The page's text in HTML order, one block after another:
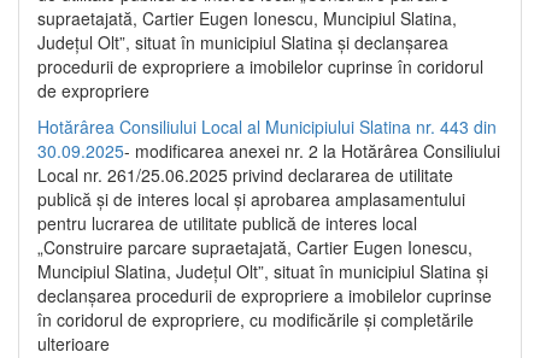
supraetajată, Cartier Eugen Ionescu, Muncipiul Slatina,
Județul Olt”, situat în municipiul Slatina și declanșarea
procedurii de expropriere a imobilelor cuprinse în coridorul
de expropriere
Hotărârea Consiliului Local al Municipiului Slatina nr. 443 din
30.09.2025- modificarea anexei nr. 2 la Hotărârea Consiliului
Local nr. 261/25.06.2025 privind declararea de utilitate
publică şi de interes local şi aprobarea amplasamentului
pentru lucrarea de utilitate publică de interes local
„Construire parcare supraetajată, Cartier Eugen Ionescu,
Muncipiul Slatina, Judeţul Olt”, situat în municipiul Slatina şi
declanşarea procedurii de expropriere a imobilelor cuprinse
în coridorul de expropriere, cu modificările şi completările
ulterioare